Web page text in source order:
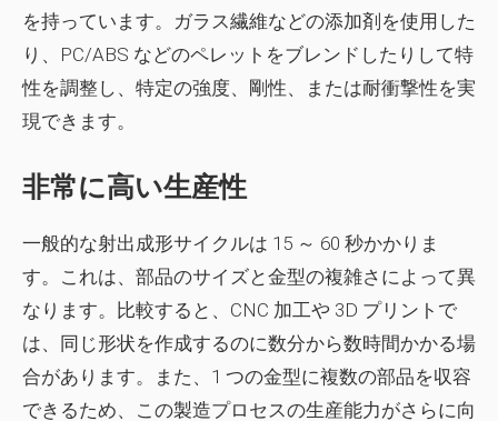
を持っています。ガラス繊維などの添加剤を使用した
り、PC/ABS などのペレットをブレンドしたりして特
性を調整し、特定の強度、剛性、または耐衝撃性を実
現できます。
非常に高い生産性
一般的な射出成形サイクルは 15 ～ 60 秒かかりま
す。これは、部品のサイズと金型の複雑さによって異
なります。比較すると、CNC 加工や 3D プリントで
は、同じ形状を作成するのに数分から数時間かかる場
合があります。また、1 つの金型に複数の部品を収容
できるため、この製造プロセスの生産能力がさらに向